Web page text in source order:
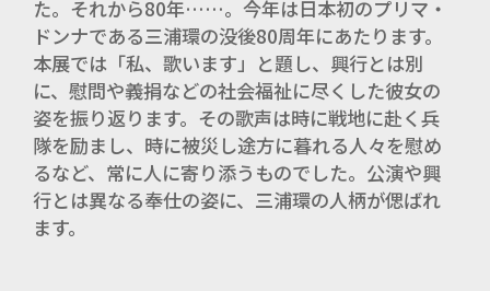
た。それから80年……。今年は日本初のプリマ・
ドンナである三浦環の没後80周年にあたります。
本展では「私、歌います」と題し、興行とは別
に、慰問や義捐などの社会福祉に尽くした彼女の
姿を振り返ります。その歌声は時に戦地に赴く兵
隊を励まし、時に被災し途方に暮れる人々を慰め
るなど、常に人に寄り添うものでした。公演や興
行とは異なる奉仕の姿に、三浦環の人柄が偲ばれ
ます。